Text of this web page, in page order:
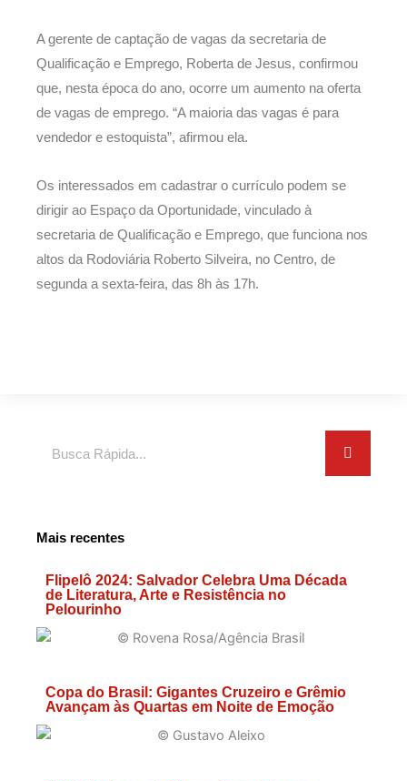
A gerente de captação de vagas da secretaria de
Qualificação e Emprego, Roberta de Jesus, confirmou
que, nesta época do ano, ocorre um aumento na oferta
de vagas de emprego. “A maioria das vagas é para
vendedor e estoquista”, afirmou ela.
Os interessados em cadastrar o currículo podem se
dirigir ao Espaço da Oportunidade, vinculado à
secretaria de Qualificação e Emprego, que funciona nos
altos da Rodoviária Roberto Silveira, no Centro, de
segunda a sexta-feira, das 8h às 17h.
Mais recentes
Flipelô 2024: Salvador Celebra Uma Década
de Literatura, Arte e Resistência no
Pelourinho
Copa do Brasil: Gigantes Cruzeiro e Grêmio
Avançam às Quartas em Noite de Emoção